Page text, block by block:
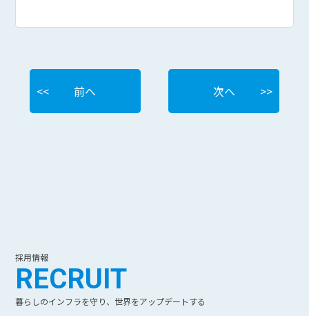
前へ 次へ
採用情報
RECRUIT
暮らしのインフラを守り、世界をアップデートする